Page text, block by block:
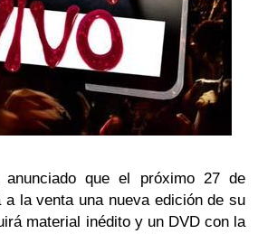
anunciado que el próximo 27 de
a la venta una nueva edición de su
material inédito y un DVD con la